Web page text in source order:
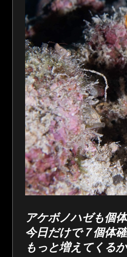
アケボノハゼも個
今日だけで７個体
もっと増えてくる